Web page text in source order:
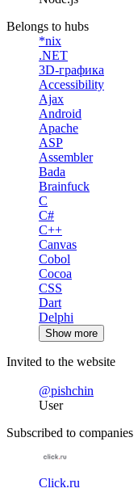
Belongs to hubs
*nix
.NET
3D-графика
Accessibility
Ajax
Android
Apache
ASP
Assembler
Bada
Brainfuck
C
C#
C++
Canvas
Cobol
Cocoa
CSS
Dart
Delphi
Show more
Invited to the website
@pishchin
User
Subscribed to companies
Click.ru